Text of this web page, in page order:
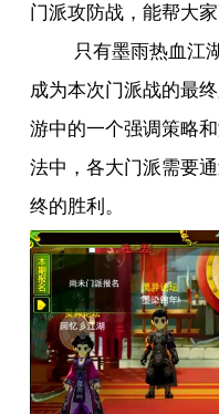
门派攻防战，能帮大
只有墨雨热血江
成为本次门派战的最
游中的一个强调策略
法中，各大门派需要
终的胜利。